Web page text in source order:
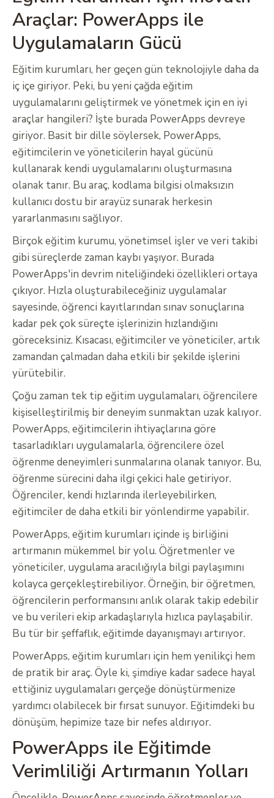
Araçlar: PowerApps ile
Uygulamaların Gücü
Eğitim kurumları, her geçen gün teknolojiyle daha da
iç içe giriyor. Peki, bu yeni çağda eğitim
uygulamalarını geliştirmek ve yönetmek için en iyi
araçlar hangileri? İşte burada PowerApps devreye
giriyor. Basit bir dille söylersek, PowerApps,
eğitimcilerin ve yöneticilerin hayal gücünü
kullanarak kendi uygulamalarını oluşturmasına
olanak tanır. Bu araç, kodlama bilgisi olmaksızın
kullanıcı dostu bir arayüz sunarak herkesin
yararlanmasını sağlıyor.
Birçok eğitim kurumu, yönetimsel işler ve veri takibi
gibi süreçlerde zaman kaybı yaşıyor. Burada
PowerApps'in devrim niteliğindeki özellikleri ortaya
çıkıyor. Hızla oluşturabileceğiniz uygulamalar
sayesinde, öğrenci kayıtlarından sınav sonuçlarına
kadar pek çok süreçte işlerinizin hızlandığını
göreceksiniz. Kısacası, eğitimciler ve yöneticiler, artık
zamandan çalmadan daha etkili bir şekilde işlerini
yürütebilir.
Çoğu zaman tek tip eğitim uygulamaları, öğrencilere
kişiselleştirilmiş bir deneyim sunmaktan uzak kalıyor.
PowerApps, eğitimcilerin ihtiyaçlarına göre
tasarladıkları uygulamalarla, öğrencilere özel
öğrenme deneyimleri sunmalarına olanak tanıyor. Bu,
öğrenme sürecini daha ilgi çekici hale getiriyor.
Öğrenciler, kendi hızlarında ilerleyebilirken,
eğitimciler de daha etkili bir yönlendirme yapabilir.
PowerApps, eğitim kurumları içinde iş birliğini
artırmanın mükemmel bir yolu. Öğretmenler ve
yöneticiler, uygulama aracılığıyla bilgi paylaşımını
kolayca gerçekleştirebiliyor. Örneğin, bir öğretmen,
öğrencilerin performansını anlık olarak takip edebilir
ve bu verileri ekip arkadaşlarıyla hızlıca paylaşabilir.
Bu tür bir şeffaflık, eğitimde dayanışmayı artırıyor.
PowerApps, eğitim kurumları için hem yenilikçi hem
de pratik bir araç. Öyle ki, şimdiye kadar sadece hayal
ettiğiniz uygulamaları gerçeğe dönüştürmenize
yardımcı olabilecek bir fırsat sunuyor. Eğitimdeki bu
dönüşüm, hepimize taze bir nefes aldırıyor.
PowerApps ile Eğitimde
Verimliliği Artırmanın Yolları